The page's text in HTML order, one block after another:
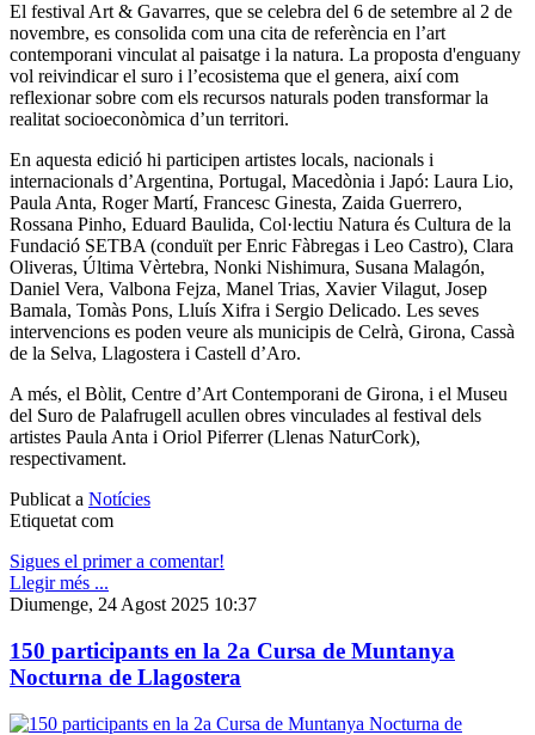
El festival Art & Gavarres, que se celebra del 6 de setembre al 2 de
novembre, es consolida com una cita de referència en l’art
contemporani vinculat al paisatge i la natura. La proposta d'enguany
vol reivindicar el suro i l’ecosistema que el genera, així com
reflexionar sobre com els recursos naturals poden transformar la
realitat socioeconòmica d’un territori.
En aquesta edició hi participen artistes locals, nacionals i
internacionals d’Argentina, Portugal, Macedònia i Japó: Laura Lio,
Paula Anta, Roger Martí, Francesc Ginesta, Zaida Guerrero,
Rossana Pinho, Eduard Baulida, Col·lectiu Natura és Cultura de la
Fundació SETBA (conduït per Enric Fàbregas i Leo Castro), Clara
Oliveras, Última Vèrtebra, Nonki Nishimura, Susana Malagón,
Daniel Vera, Valbona Fejza, Manel Trias, Xavier Vilagut, Josep
Bamala, Tomàs Pons, Lluís Xifra i Sergio Delicado. Les seves
intervencions es poden veure als municipis de Celrà, Girona, Cassà
de la Selva, Llagostera i Castell d’Aro.
A més, el Bòlit, Centre d’Art Contemporani de Girona, i el Museu
del Suro de Palafrugell acullen obres vinculades al festival dels
artistes Paula Anta i Oriol Piferrer (Llenas NaturCork),
respectivament.
Publicat a Notícies
Etiquetat com
Sigues el primer a comentar!
Llegir més ...
Diumenge, 24 Agost 2025 10:37
150 participants en la 2a Cursa de Muntanya
Nocturna de Llagostera